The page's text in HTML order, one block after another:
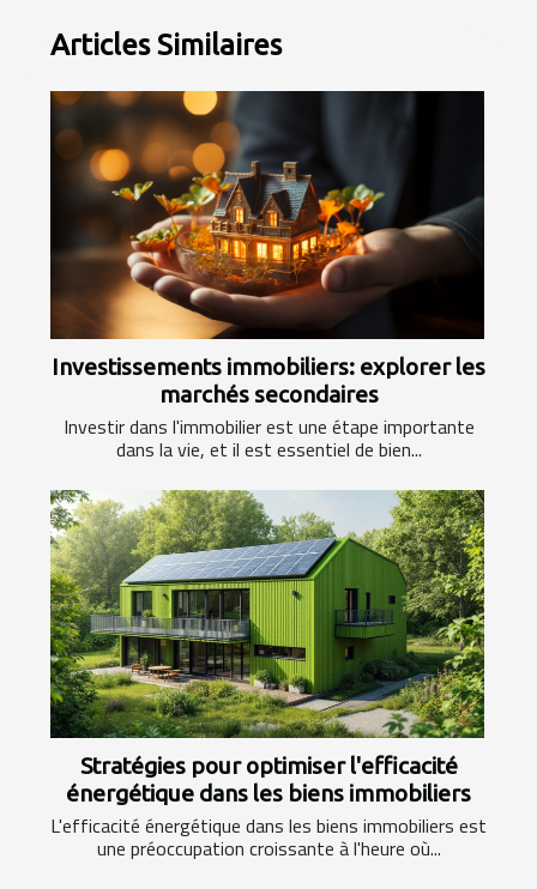
Articles Similaires
Investissements immobiliers: explorer les
marchés secondaires
Investir dans l'immobilier est une étape importante
dans la vie, et il est essentiel de bien...
Stratégies pour optimiser l'efficacité
énergétique dans les biens immobiliers
L'efficacité énergétique dans les biens immobiliers est
une préoccupation croissante à l'heure où...